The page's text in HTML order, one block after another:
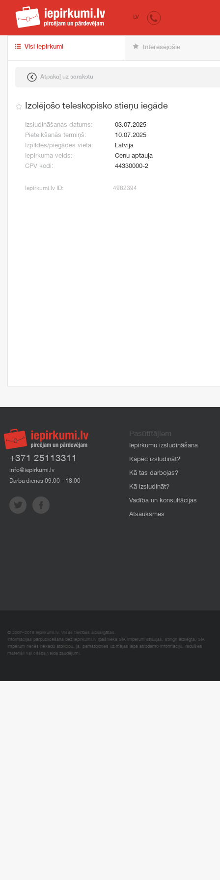
iepirkumi.lv
LV
Visi iepirkumi Interesējošie
Atpakaļ uz sarakstu
Izolējošo teleskopisko stieņu iegāde
Izsludināšanas datums:
03.07.2025
Pieteikšanās termiņš:
10.07.2025
Izpildes/piegādes vieta:
Latvija
Iepirkuma veids:
Cenu aptauja
CPV kodi:
44330000-2
Iepirkumi.lv ID: 4982394
+371 25113311
info@iepirkumi.lv
Darba dienās 09:00 - 18:00
Pasūtītājiem
Iepirkumu izsludināšana
Kāpēc izsludināt?
Kā tas darbojas?
Kā izsludināt?
Vadība un konsultācijas
Atsauksmes
© 2007–2018 Iepirkumi.lv. Visas tiesības aizsargātas.
Informācijas pārpublicēšana bez iepirkumi.lv īpašnieka SIA Imperum atļaujas, stingri aizliegta. SIA
Imperum nenes nekādu atbildību, ja, pamatojoties uz mājas lapā atrodamo informāciju, radušies
materiāli vai citāda veida zaudējumi.